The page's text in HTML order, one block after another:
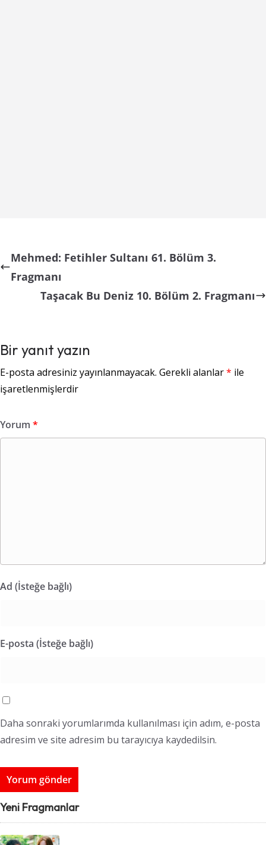
Mehmed: Fetihler Sultanı 61. Bölüm 3.
Fragmanı
Taşacak Bu Deniz 10. Bölüm 2. Fragmanı
Bir yanıt yazın
E-posta adresiniz yayınlanmayacak. Gerekli alanlar* ile
işaretlenmişlerdir
Yorum *
Ad (İsteğe bağlı)
E-posta (İsteğe bağlı)
Daha sonraki yorumlarımda kullanılması için adım, e-posta
adresim ve site adresim bu tarayıcıya kaydedilsin.
Yeni Fragmanlar